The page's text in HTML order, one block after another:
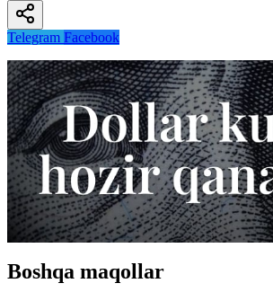
Telegram Facebook
Boshqa maqollar